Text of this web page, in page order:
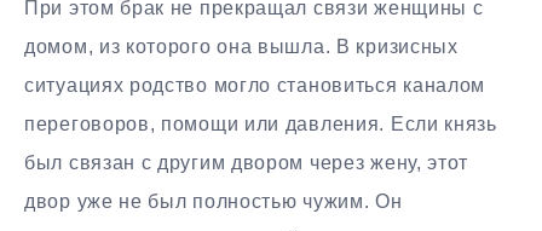
При этом брак не прекращал связи женщины с
домом, из которого она вышла. В кризисных
ситуациях родство могло становиться каналом
переговоров, помощи или давления. Если князь
был связан с другим двором через жену, этот
двор уже не был полностью чужим. Он